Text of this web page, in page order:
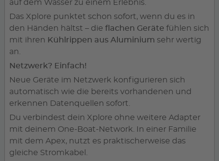
auf dem Wasser zu einem Erlebnis.
Das Xplore punktet schon sofort, wenn du es in
den Händen hältst – die flachen Geräte fühlen sich
mit ihren Kühlrippen aus Aluminium sehr wertig
an.
Netzwerk? Einfach!
Neue Geräte im Netzwerk konfigurieren sich
automatisch wie die bereits vorhandenen und
erkennen Datenquellen sofort.
Du verbindest dein Xplore ohne weitere Adapter
mit deinem One-Boat-Network. In einer Familie
mit dem Apex, nutzt es praktischerweise das
gleiche Stromkabel.